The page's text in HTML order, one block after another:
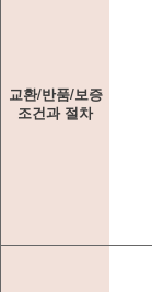
교환/반품/보증
조건과 절차